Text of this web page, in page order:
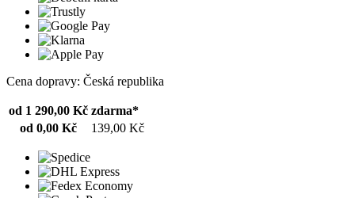
Cena dopravy: Česká republika
od 1 290,00 Kč zdarma*
od 0,00 Kč
139,00 Kč